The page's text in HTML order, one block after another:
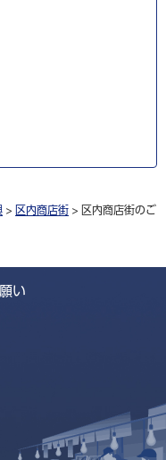
> 区内商店街 > 区内商店街のご
い